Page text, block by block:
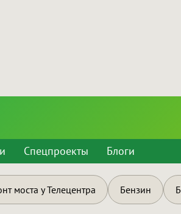
Спецпроекты Блоги
моста у Телецентра Бензин